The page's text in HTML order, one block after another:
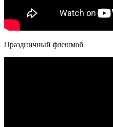
Праздничный флешмоб